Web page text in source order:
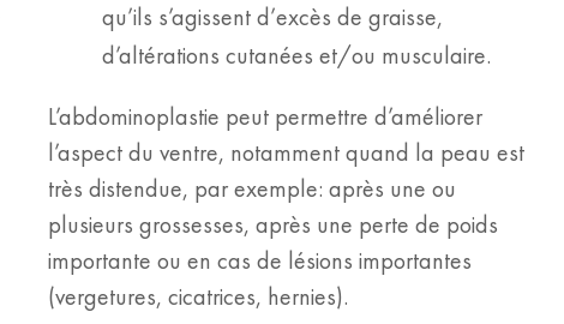
qu’ils s’agissent d’excès de graisse,
d’altérations cutanées et/ou musculaire.
L’abdominoplastie peut permettre d’améliorer
l’aspect du ventre, notamment quand la peau est
très distendue, par exemple: après une ou
plusieurs grossesses, après une perte de poids
importante ou en cas de lésions importantes
(vergetures, cicatrices, hernies).